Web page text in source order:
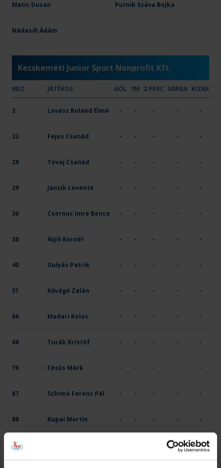
Kecskemét 12 -
OTP Bank-PICK Szeged
Matic Dusan Putnik Száva Bojka
Nádasdi Ádám
Kecskeméti Junior Sport Nonprofit Kft.
MEZ JÁTÉKOS GÓL 7M 2 PERC SÁRGA KIZÁR
2 Lovász Roland Elmó - - - - -
22 Fejes Csanád - - - - -
28 Tovaj Csanád - - - - -
29 Jansik Levente - - - - -
30 Csernus Imre Bence - - - - -
38 Áipli Kornél - - - - -
40 Gulyás Patrik - - - - -
51 Kővágó Zalán - - - - -
66 Madari Kolos - - - - -
68 Turák Kristóf - - - - -
76 Fésűs Márk - - - - -
87 Schimó Ferenc Pál - - - - -
88 Kupai Martin - - - - -
- -